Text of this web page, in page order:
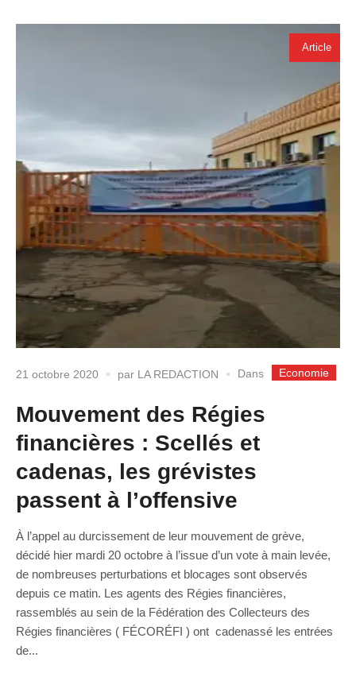
Article
21 octobre 2020 par LA REDACTION Dans Economie
Mouvement des Régies
financières : Scellés et
cadenas, les grévistes
passent à l’offensive
À l’appel au durcissement de leur mouvement de grève,
décidé hier mardi 20 octobre à l’issue d’un vote à main levée,
de nombreuses perturbations et blocages sont observés
depuis ce matin. Les agents des Régies financières,
rassemblés au sein de la Fédération des Collecteurs des
Régies financières ( FÉCORÉFI ) ont cadenassé les entrées
de...